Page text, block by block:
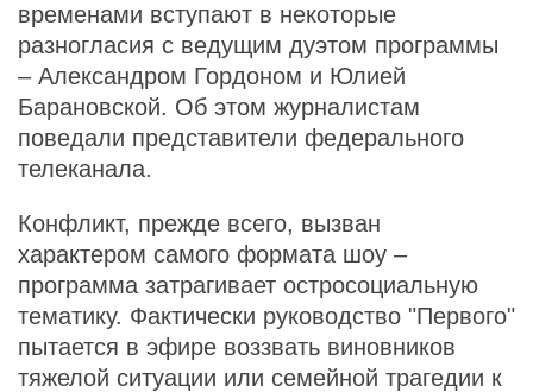
временами вступают в некоторые
разногласия с ведущим дуэтом программы
– Александром Гордоном и Юлией
Барановской. Об этом журналистам
поведали представители федерального
телеканала.
Конфликт, прежде всего, вызван
характером самого формата шоу –
программа затрагивает остросоциальную
тематику. Фактически руководство "Первого"
пытается в эфире воззвать виновников
тяжелой ситуации или семейной трагедии к